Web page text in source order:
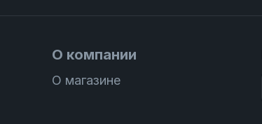
О компании
О магазине